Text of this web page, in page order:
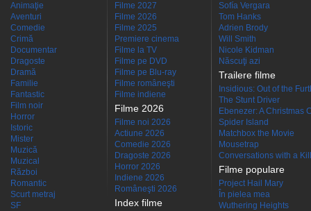
Animaţie
Aventuri
Comedie
Crimă
Documentar
Dragoste
Dramă
Familie
Fantastic
Film noir
Horror
Istoric
Mister
Muzică
Muzical
Război
Romantic
Scurt metraj
SF
Filme 2027
Filme 2026
Filme 2025
Premiere cinema
Filme la TV
Filme pe DVD
Filme pe Blu-ray
Filme româneşti
Filme indiene
Filme 2026
Filme noi 2026
Actiune 2026
Comedie 2026
Dragoste 2026
Horror 2026
Indiene 2026
Româneşti 2026
Index filme
Sofía Vergara
Tom Hanks
Adrien Brody
Will Smith
Nicole Kidman
Născuţi azi
Trailere filme
Insidious: Out of the
The Stunt Driver
Ebenezer: A Christmas
Spider Island
Matchbox the Movie
Mousetrap
Conversations with a
Filme populare
Project Hail Mary
În pielea mea
Wuthering Heights